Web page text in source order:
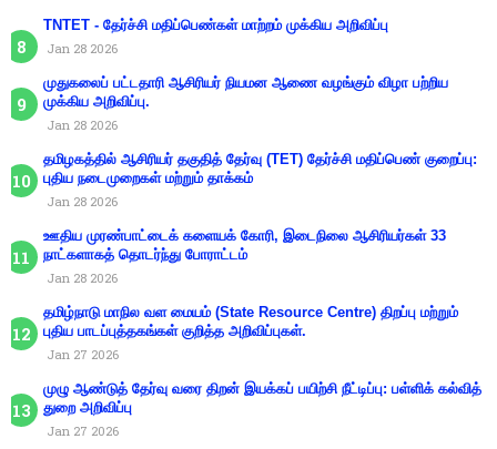
TNTET - தேர்ச்சி மதிப்பெண்கள் மாற்றம் முக்கிய அறிவிப்பு
Jan 28 2026
முதுகலைப் பட்டதாரி ஆசிரியர் நியமன ஆணை வழங்கும் விழா பற்றிய
முக்கிய அறிவிப்பு.
Jan 28 2026
தமிழகத்தில் ஆசிரியர் தகுதித் தேர்வு (TET) தேர்ச்சி மதிப்பெண் குறைப்பு:
புதிய நடைமுறைகள் மற்றும் தாக்கம்
Jan 28 2026
ஊதிய முரண்பாட்டைக் களையக் கோரி, இடைநிலை ஆசிரியர்கள் 33
நாட்களாகத் தொடர்ந்து போராட்டம்
Jan 28 2026
தமிழ்நாடு மாநில வள மையம் (State Resource Centre) திறப்பு மற்றும்
புதிய பாடப்புத்தகங்கள் குறித்த அறிவிப்புகள்.
Jan 27 2026
முழு ஆண்டுத் தேர்வு வரை திறன் இயக்கப் பயிற்சி நீட்டிப்பு: பள்ளிக் கல்வித்
துறை அறிவிப்பு
Jan 27 2026